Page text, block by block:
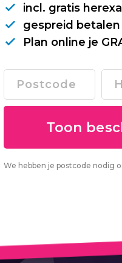
incl. gratis
gespreid
Plan online je
We hebben je postcode nodig